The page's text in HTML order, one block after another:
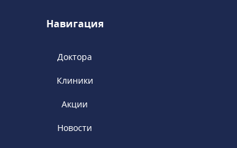
Навигация
Доктора
Клиники
Акции
Новости